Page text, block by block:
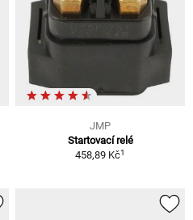
JMP
Startovací relé
458,89 Kč1